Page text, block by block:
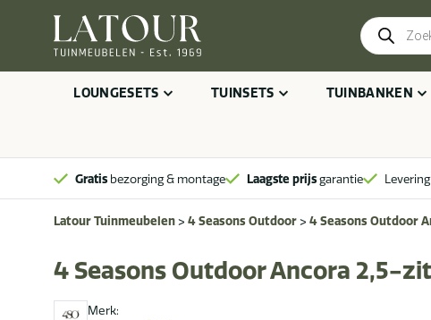
Producten
zoeken
LOUNGESETS TUINSETS TUINBANKEN
Gratis bezorging & montage Laagste prijsgarantie Levering
Latour Tuinmeubelen> 4 Seasons Outdoor> 4 Seasons Outdoor
Merk:
4 Seasons Outdoor Ancora 2,5-